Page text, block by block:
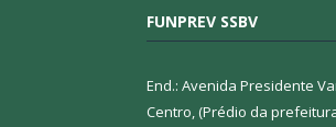
FUNPREV SSBV
End.: Avenida Presidente
Centro, (Prédio da